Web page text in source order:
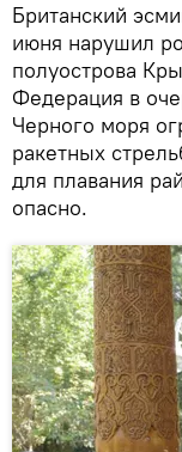
Британский
июня нарушил
полуострова
Федерация в
Черного моря
ракетных
для плавания
опасно.